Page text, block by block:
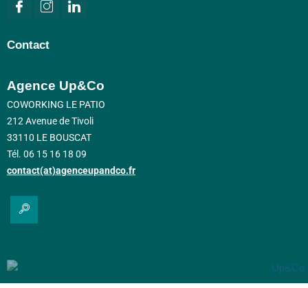
Contact
Agence Up&Co
COWORKING LE PATIO
212 Avenue de Tivoli
33110 LE BOUSCAT
Tél. 06 15 16 18 09
contact(at)agenceupandco.fr